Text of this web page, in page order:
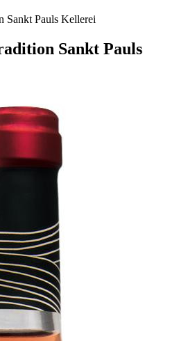
Sankt Pauls Kellerei
Sankt Pauls